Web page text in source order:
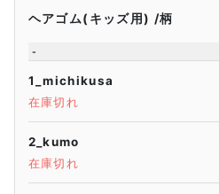
ヘアゴム(キッズ用) 柄
-
1_michikusa
在庫切れ
2_kumo
在庫切れ